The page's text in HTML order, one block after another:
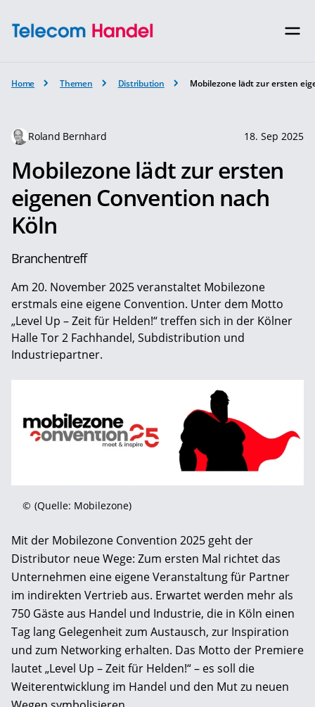
Home Themen Distribution Mobilezone lädt zur ersten
Roland Bernhard 18. Sep 2025
Mobilezone lädt zur ersten
eigenen Convention nach
Köln
Branchentreff
Am 20. November 2025 veranstaltet Mobilezone
erstmals eine eigene Convention. Unter dem Motto
„Level Up – Zeit für Helden!“ treffen sich in der Kölner
Halle Tor 2 Fachhandel, Subdistribution und
Industriepartner.
© (Quelle: Mobilezone)
Mit der Mobilezone Convention 2025 geht der
Distributor neue Wege: Zum ersten Mal richtet das
Unternehmen eine eigene Veranstaltung für Partner
im indirekten Vertrieb aus. Erwartet werden mehr als
750 Gäste aus Handel und Industrie, die in Köln einen
Tag lang Gelegenheit zum Austausch, zur Inspiration
und zum Networking erhalten. Das Motto der Premiere
lautet „Level Up – Zeit für Helden!“ – es soll die
Weiterentwicklung im Handel und den Mut zu neuen